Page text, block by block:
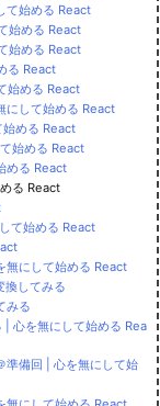
て始める React
始める React
始める React
る React
始める React
して始める React
める React
始める React
める React
る React
て始める React
無にして始める React
してみる
みる
| 心を無にして始める Rea
備回 | 心を無にして始